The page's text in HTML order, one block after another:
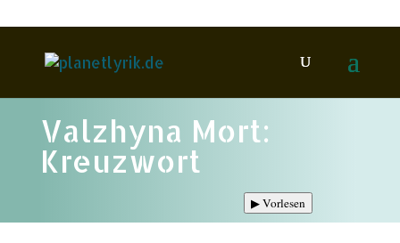
Valzhyna Mort:
Kreuzwort
▶Vorlesen